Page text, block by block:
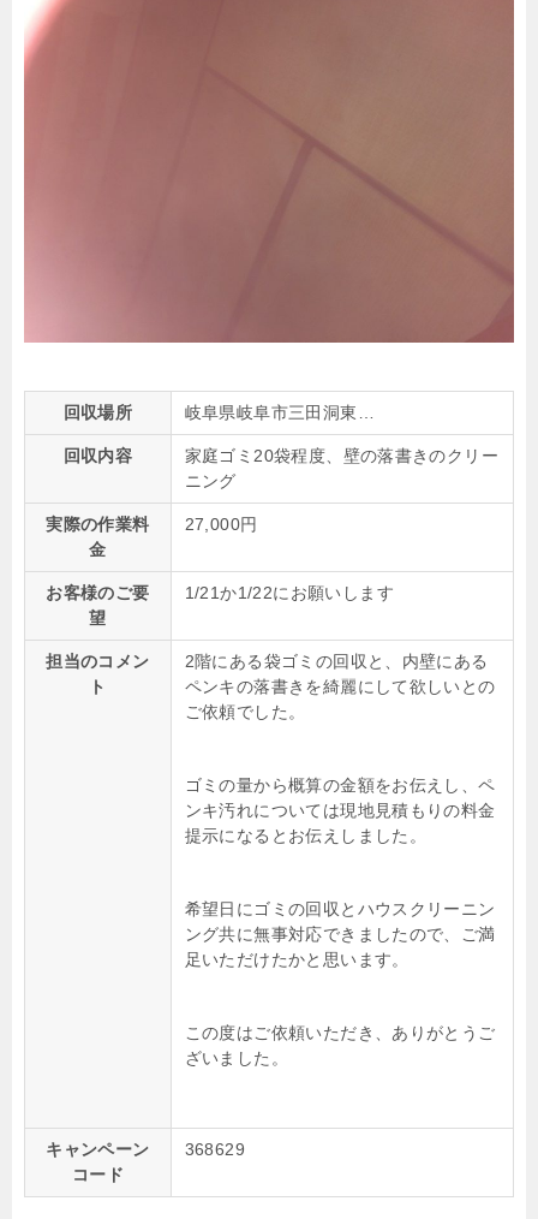
回収場所 岐阜県岐阜市三田洞東…
回収内容
家庭ゴミ20袋程度、壁の落書きのクリー
ニング
実際の作業料
金
27,000円
お客様のご要
望
1/21か1/22にお願いします
担当のコメン
ト
2階にある袋ゴミの回収と、内壁にある
ペンキの落書きを綺麗にして欲しいとの
ご依頼でした。
ゴミの量から概算の金額をお伝えし、ペ
ンキ汚れについては現地見積もりの料金
提示になるとお伝えしました。
希望日にゴミの回収とハウスクリーニン
ング共に無事対応できましたので、
ご満
足いただけたかと思います。
この度はご依頼いただき、ありがとうご
ざいました。
キャンペーン
コード
368629